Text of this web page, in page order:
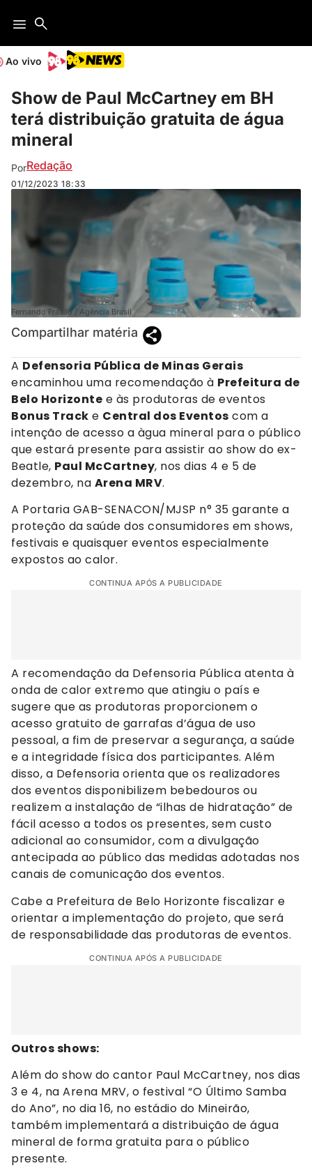
Ao vivo
Show de Paul McCartney em BH
terá distribuição gratuita de água
mineral
PorRedação
01/12/2023 18:33
Fernando Frazão / Agência Brasil
Compartilhar matéria
A Defensoria Pública de Minas Gerais
encaminhou uma recomendação à Prefeitura de
Belo Horizonte e às produtoras de eventos
Bonus Track e Central dos Eventos com a
intenção de acesso a àgua mineral para o público
que estará presente para assistir ao show do ex-
Beatle, Paul McCartney, nos dias 4 e 5 de
dezembro, na Arena MRV.
A Portaria GAB-SENACON/MJSP n° 35 garante a
proteção da saúde dos consumidores em shows,
festivais e quaisquer eventos especialmente
expostos ao calor.
CONTINUA APÓS A PUBLICIDADE
A recomendação da Defensoria Pública atenta à
onda de calor extremo que atingiu o país e
sugere que as produtoras proporcionem o
acesso gratuito de garrafas d’água de uso
pessoal, a fim de preservar a segurança, a saúde
e a integridade física dos participantes. Além
disso, a Defensoria orienta que os realizadores
dos eventos disponibilizem bebedouros ou
realizem a instalação de “ilhas de hidratação” de
fácil acesso a todos os presentes, sem custo
adicional ao consumidor, com a divulgação
antecipada ao público das medidas adotadas nos
canais de comunicação dos eventos.
Cabe a Prefeitura de Belo Horizonte fiscalizar e
orientar a implementação do projeto, que será
de responsabilidade das produtoras de eventos.
CONTINUA APÓS A PUBLICIDADE
Outros shows:
Além do show do cantor Paul McCartney, nos dias
3 e 4, na Arena MRV, o festival “O Último Samba
do Ano”, no dia 16, no estádio do Mineirão,
também implementará a distribuição de água
mineral de forma gratuita para o público
presente.